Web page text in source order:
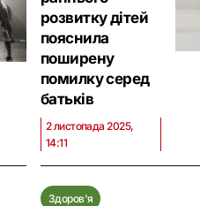
розвитку дітей
пояснила
поширену
помилку серед
батьків
2 листопада 2025,
14:11
Здоров'я